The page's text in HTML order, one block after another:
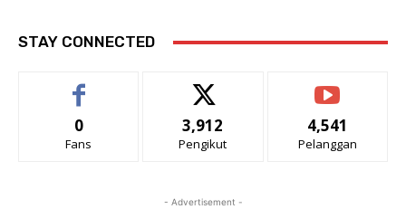
STAY CONNECTED
0
Fans
3,912
Pengikut
4,541
Pelanggan
- Advertisement -